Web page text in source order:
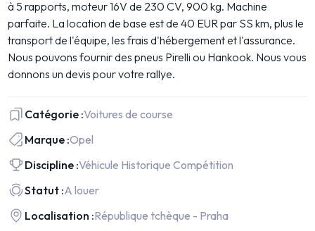
à 5 rapports, moteur 16V de 230 CV, 900 kg. Machine
parfaite. La location de base est de 40 EUR par SS km, plus le
transport de l'équipe, les frais d'hébergement et l'assurance.
Nous pouvons fournir des pneus Pirelli ou Hankook. Nous vous
donnons un devis pour votre rallye.
Catégorie :Voitures de course
Marque :Opel
Discipline :Véhicule Historique Compétition
Statut :A louer
Localisation :République tchèque - Praha